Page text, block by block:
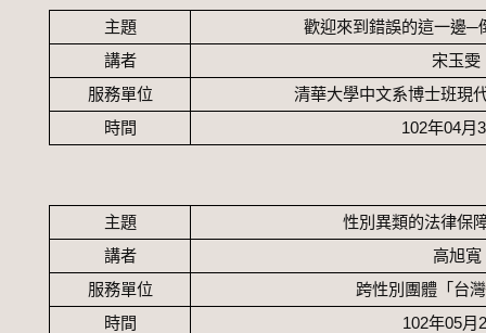
主題
歡迎來到錯誤的這一邊─
講者
宋玉雯
服務單位
清華大學中文系博士班現
時間
102年04月
主題
性別異類的法律保
講者
高旭寬
服務單位
跨性別團體「台灣
時間
102年05月